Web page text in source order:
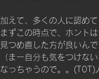
加えて、多くの人に認め
まずこの時点で、ホント
見つめ直した方が良いん
（まー自分も気をつけな
なっちゃうので。。(T0T)ﾉ